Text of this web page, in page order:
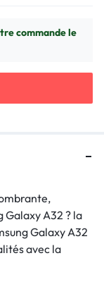
commande le
A32 ? la
Galaxy A32
avec la